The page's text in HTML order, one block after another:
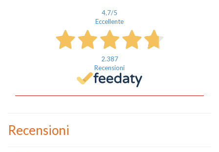
informativa al trattamento dati
Voglio ricevere comunicazioni su corsi, eventi, prodotti e novità di
Informativa Privacy
4,7/5
Eccellente
2.387
Recensioni
Recensioni